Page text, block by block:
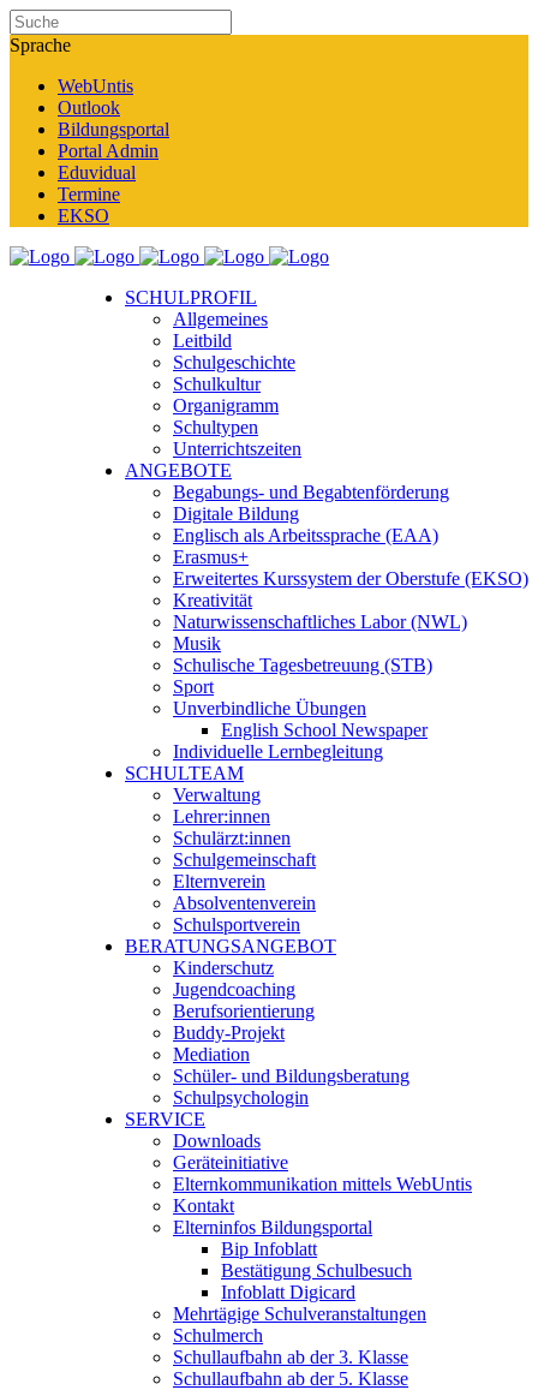
Sprache
WebUntis
Outlook
Bildungsportal
Portal Admin
Eduvidual
Termine
EKSO
SCHULPROFIL
Allgemeines
Leitbild
Schulgeschichte
Schulkultur
Organigramm
Schultypen
Unterrichtszeiten
ANGEBOTE
Begabungs- und Begabtenförderung
Digitale Bildung
Englisch als Arbeitssprache (EAA)
Erasmus+
Erweitertes Kurssystem der Oberstufe (EKSO)
Kreativität
Naturwissenschaftliches Labor (NWL)
Musik
Schulische Tagesbetreuung (STB)
Sport
Unverbindliche Übungen
English School Newspaper
Individuelle Lernbegleitung
SCHULTEAM
Verwaltung
Lehrer:innen
Schulärzt:innen
Schulgemeinschaft
Elternverein
Absolventenverein
Schulsportverein
BERATUNGSANGEBOT
Kinderschutz
Jugendcoaching
Berufsorientierung
Buddy-Projekt
Mediation
Schüler- und Bildungsberatung
Schulpsychologin
SERVICE
Downloads
Geräteinitiative
Elternkommunikation mittels WebUntis
Kontakt
Elterninfos Bildungsportal
Bip Infoblatt
Bestätigung Schulbesuch
Infoblatt Digicard
Mehrtägige Schulveranstaltungen
Schulmerch
Schullaufbahn ab der 3. Klasse
Schullaufbahn ab der 5. Klasse